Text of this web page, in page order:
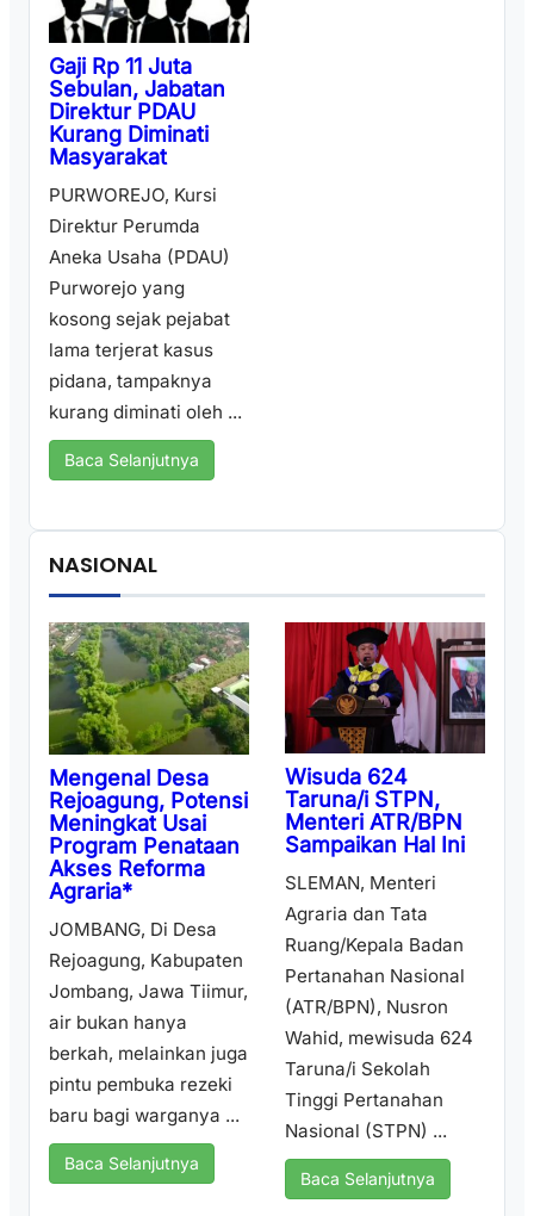
Gaji Rp 11 Juta
Sebulan, Jabatan
Direktur PDAU
Kurang Diminati
Masyarakat
PURWOREJO, Kursi
Direktur Perumda
Aneka Usaha (PDAU)
Purworejo yang
kosong sejak pejabat
lama terjerat kasus
pidana, tampaknya
kurang diminati oleh ...
Baca Selanjutnya
NASIONAL
Mengenal Desa
Rejoagung, Potensi
Meningkat Usai
Program Penataan
Akses Reforma
Agraria*
JOMBANG, Di Desa
Rejoagung, Kabupaten
Jombang, Jawa Tiimur,
air bukan hanya
berkah, melainkan juga
pintu pembuka rezeki
baru bagi warganya ...
Baca Selanjutnya
Wisuda 624
Taruna/i STPN,
Menteri ATR/BPN
Sampaikan Hal Ini
SLEMAN, Menteri
Agraria dan Tata
Ruang/Kepala Badan
Pertanahan Nasional
(ATR/BPN), Nusron
Wahid, mewisuda 624
Taruna/i Sekolah
Tinggi Pertanahan
Nasional (STPN) ...
Baca Selanjutnya